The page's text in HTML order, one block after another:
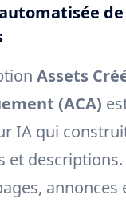
Assets
(ACA)
IA qui
et
annonces